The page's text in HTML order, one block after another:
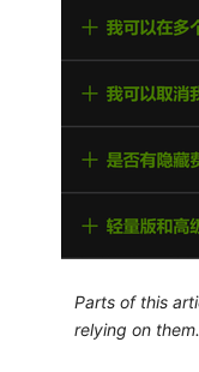
Parts of this
relying on them.